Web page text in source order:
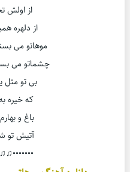
از اولش
از دلهره
موهاتو می
چشماتو می
بی تو مثل
که خیره
باغ و
آتیش تو